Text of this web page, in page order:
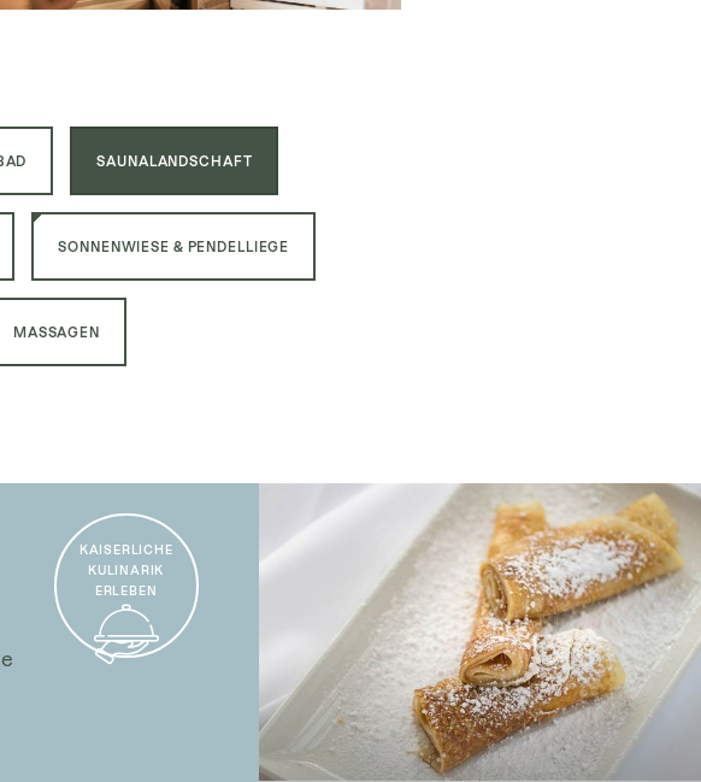
SAUNALANDSCHAFT
SONNENWIESE & PENDELLIEGE
MASSAGEN
KAISERLICHE
KULINARIK
ERLEBEN